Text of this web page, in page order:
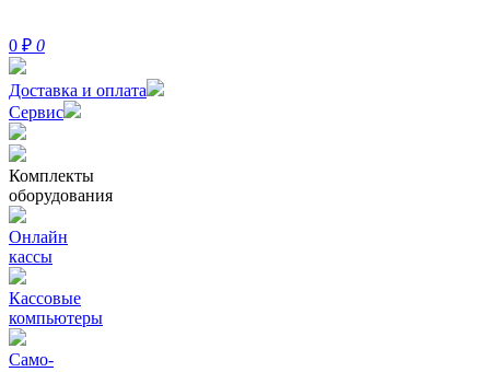
0 ₽ 0
Доставка и оплата
Сервис
Комплекты
оборудования
Онлайн
кассы
Кассовые
компьютеры
Само-